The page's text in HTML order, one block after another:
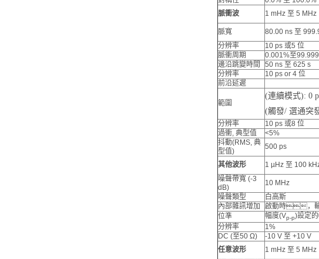
脈衝波
1 mHz 至 5 MHz
脈寬 80.00 ns 至
分辨率
10 ps 或5 位
脈衝周期
0.001%至
邊沿跳變時間
50 ns 至 625 s
分辨率
10 ps or 4 位
前沿延遲
範圍
(連續模式): 0
(觸發/ 選通突
分辨率
10 ps 或8 位
過衝, 典型值
<5%
抖動(RMS, 典
型值)
500 ps
其他波形 1 µHz 至 100
噪聲帶寬 (-3
dB)
10 MHz
噪聲類型
白高斯
內部雜訊增加
啟動時，輸
位準
幅度(Vp-p)設定
分辨率
1%
DC (至50 Ω)
-10 V 至 +10 V
任意波形
1 mHz 至 5 MHz